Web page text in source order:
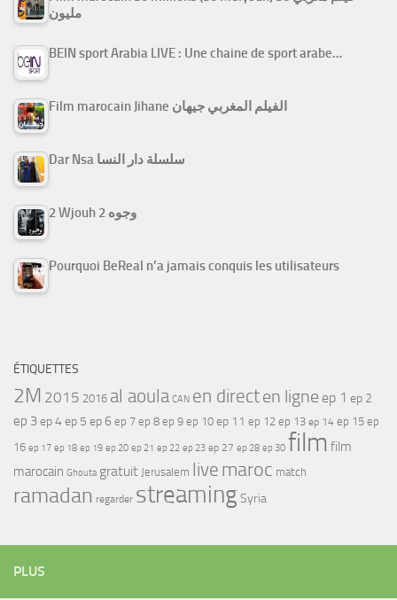
مليون
BEIN sport Arabia LIVE : Une chaine de sport arabe…
Film marocain Jihane الفيلم المغربي جيهان
Dar Nsa سلسلة دار النسا
2 Wjouh 2 وجوه
Pourquoi BeReal n’a jamais conquis les utilisateurs
ÉTIQUETTES
2M 2015 2016 al aoula CAN en directen ligne ep 1 ep 2
ep 3ep 4ep 5 ep 6 ep 7 ep 8 ep 9 ep 10 ep 11 ep 12 ep 13 ep 14 ep 15 ep
16 ep 17 ep 18 ep 19 ep 20 ep 21 ep 22 ep 23 ep 27 ep 28 ep 30 film film
marocain Ghouta gratuit Jerusalem live maroc match
ramadan regarder streamingSyria
PLUS